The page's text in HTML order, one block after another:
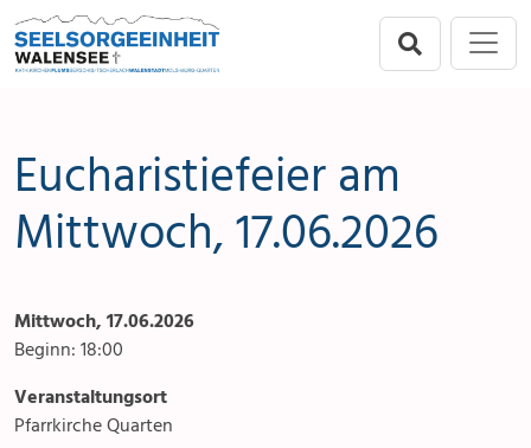
Direkt zur Hauptnavigation springen
Direkt zum Inhalt springen
Eucharistiefeier am
Mittwoch, 17.06.2026
Mittwoch, 17.06.2026
Beginn: 18:00
Veranstaltungsort
Pfarrkirche Quarten
Menu
Berschis-Tscherlach
Mols-Murg-Quarten
Seelsorgeeinheit
Angebote & Sakramente
Aktuelles & Fotogalerie
Links